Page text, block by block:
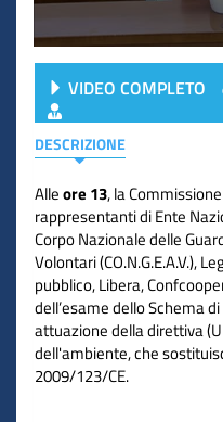
VIDEO COMPLETO
DESCRIZIONE
Alleore 13, la
rappresentanti di Ente
Corpo Nazionale delle
Volontari (CO.N.G.E.A.V.),
pubblico, Libera,
dell’esame dello Schema
attuazione della direttiva
dell'ambiente, che
2009/123/CE.